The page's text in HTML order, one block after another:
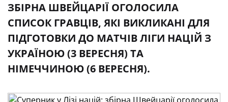
ЗБІРНА ШВЕЙЦАРІЇ ОГОЛОСИЛА
СПИСОК ГРАВЦІВ, ЯКІ ВИКЛИКАНІ ДЛЯ
ПІДГОТОВКИ ДО МАТЧІВ ЛІГИ НАЦІЙ З
УКРАЇНОЮ (3 ВЕРЕСНЯ) ТА
НІМЕЧЧИНОЮ (6 ВЕРЕСНЯ).